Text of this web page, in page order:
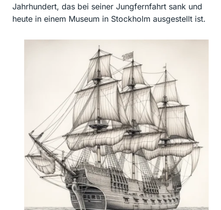
Jahrhundert, das bei seiner Jungfernfahrt sank und
heute in einem Museum in Stockholm ausgestellt ist.